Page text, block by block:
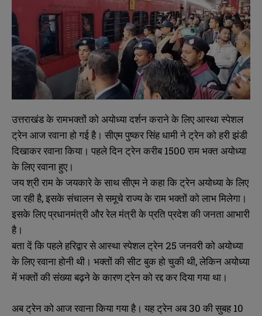
उत्तराखंड के रामभक्तों को अयोध्या दर्शन कराने के लिए आस्था स्पेशल
ट्रेन आज रवाना हो गई है। सीएम पुष्कर सिंह धामी ने ट्रेन को हरी झंडी
दिखाकर रवाना किया। पहले दिन ट्रेन करीब 1500 राम भक्त अयोध्या
के लिए रवाना हुए।
जय श्री राम के जयकारे के साथ सीएम ने कहा कि ट्रेन अयोध्या के लिए
जा रही है, इसके संचालन से समूचे राज्य के राम भक्तों को लाभ मिलेगा।
इसके लिए प्रधानमंत्री और रेल मंत्री के प्रति प्रदेश की जनता आभारी
है।
बता दें कि पहले हरिद्वार से आस्था स्पेशल ट्रेन 25 जनवरी को अयोध्या
के लिए रवाना होनी थी। भक्तों की सीट बुक हो चुकी थी, लेकिन अयोध्या
में भक्तों की संख्या बढ़ने के कारण ट्रेन को रद्द कर दिया गया था।
अब ट्रेन को आज रवाना किया गया है। यह ट्रेन अब 30 की सुबह 10